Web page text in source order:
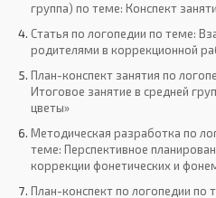
группа) по теме: Конспект
Статья по логопедии по теме:
родителями в коррекционной
План-конспект занятия по
Итоговое занятие в средней
цветы»
Методическая разработка по
теме: Перспективное
коррекции фонетических и
План-конспект по логопедии по